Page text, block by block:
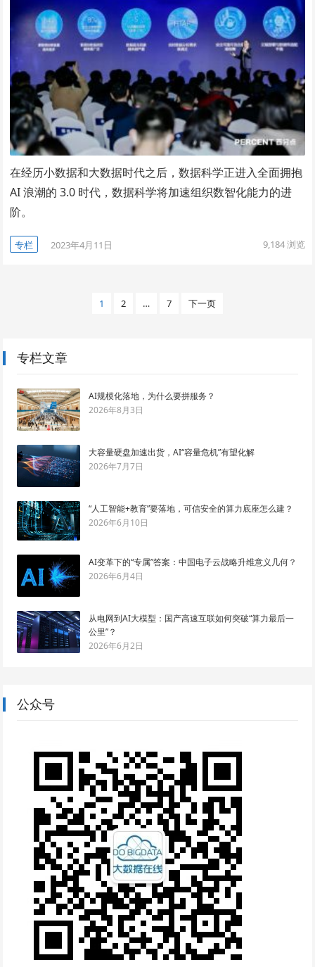
在经历小数据和大数据时代之后，数据科学正进入全面拥抱
AI 浪潮的 3.0 时代，数据科学将加速组织数智化能力的进
阶。
专栏 2023年4月11日 9,184浏览
航
1 2 … 7 下一页
专栏文章
AI规模化落地，为什么要拼服务？
2026年8月3日
大容量硬盘加速出货，AI“容量危机”有望化解
2026年7月7日
“人工智能+教育”要落地，可信安全的算力底座怎么建？
2026年6月10日
AI变革下的“专属”答案：中国电子云战略升维意义几何？
2026年6月4日
从电网到AI大模型：国产高速互联如何突破“算力最后一
公里”？
2026年6月2日
公众号